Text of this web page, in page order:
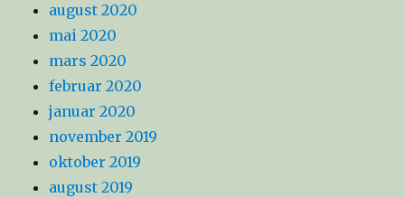
august 2020
mai 2020
mars 2020
februar 2020
januar 2020
november 2019
oktober 2019
august 2019